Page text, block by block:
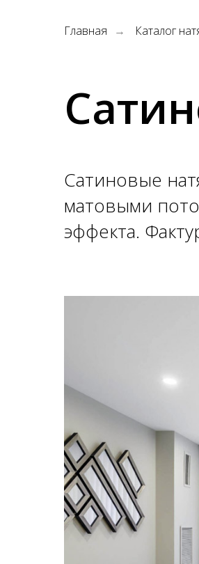
Главная → Каталог
Сатиновые
матовыми
эффекта.